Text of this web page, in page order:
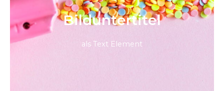
Bild­unter­titel
als Text Element